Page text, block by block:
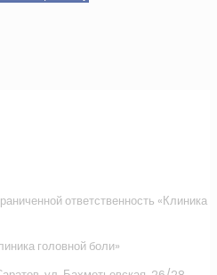
ответственность «Клиника
головной боли»